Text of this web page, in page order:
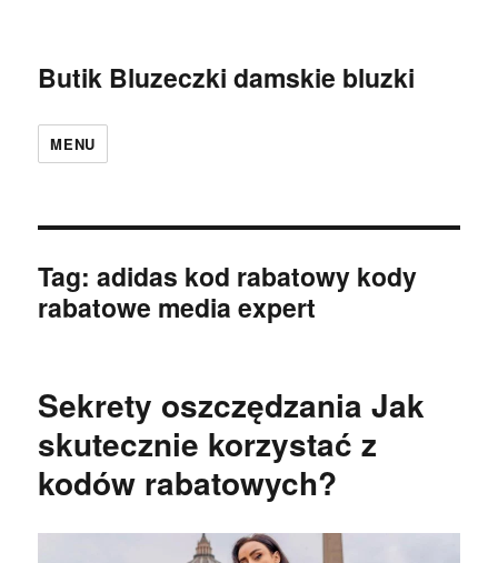
Butik Bluzeczki damskie bluzki
MENU
Tag:adidas kod rabatowy kody
rabatowe media expert
Sekrety oszczędzania Jak
skutecznie korzystać z
kodów rabatowych?